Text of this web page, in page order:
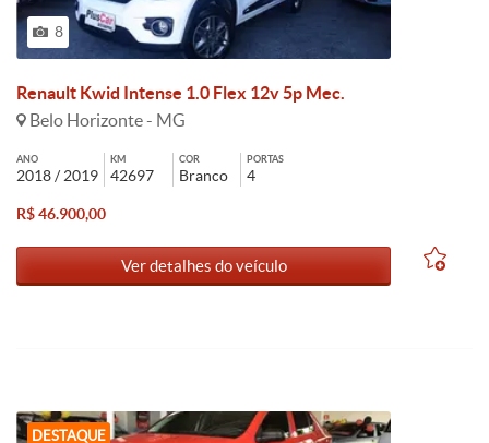
8
Renault Kwid Intense 1.0 Flex 12v 5p Mec.
Belo Horizonte - MG
ANO
2018 / 2019
KM
42697
COR
Branco
PORTAS
4
R$ 46.900,00
Ver detalhes do veículo
DESTAQUE